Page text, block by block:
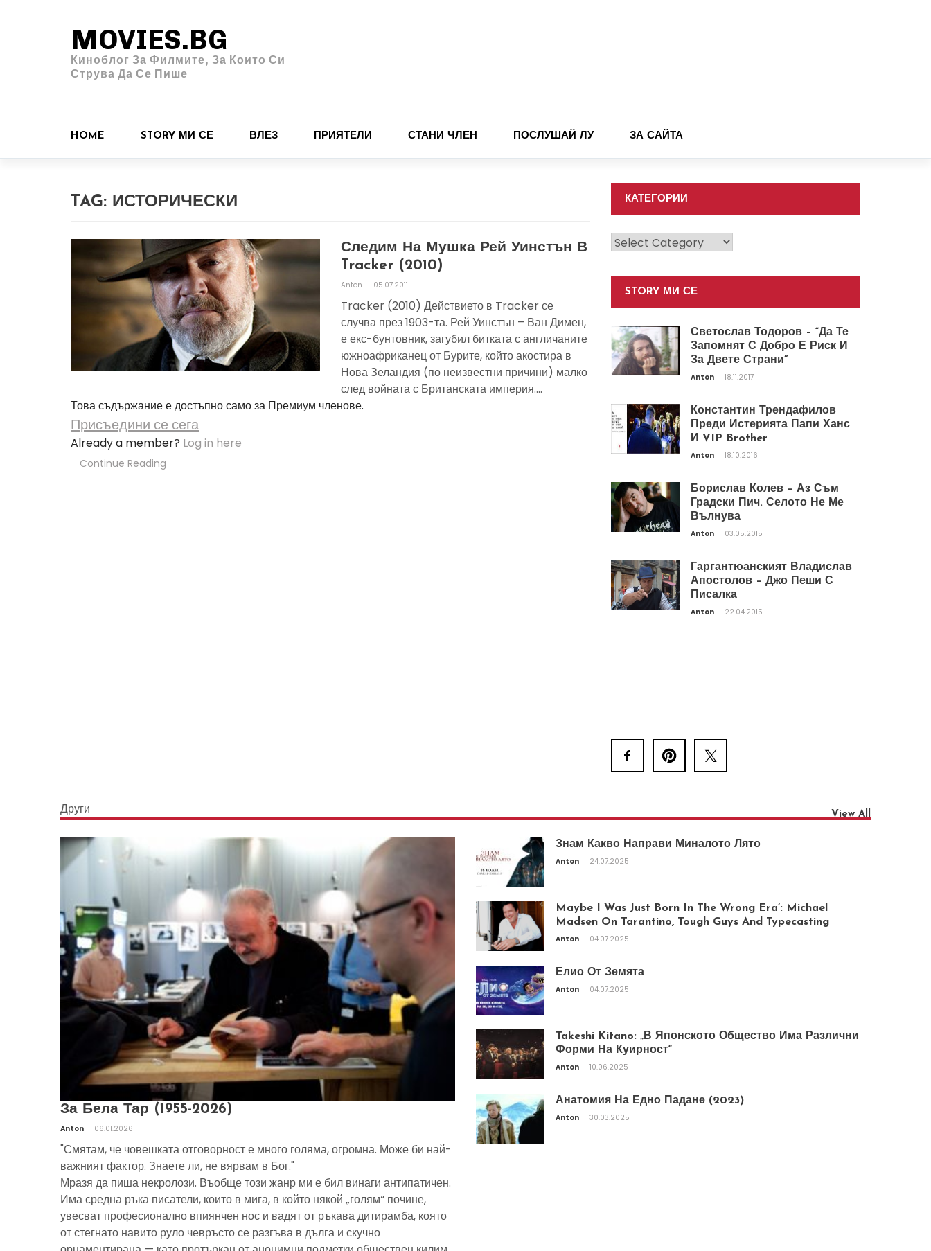
MOVIES.BG
Киноблог За Филмите, За Които Си
Струва Да Се Пише
HOME STORY МИ СЕ ВЛЕЗ ПРИЯТЕЛИ СТАНИ ЧЛЕН ПОСЛУШАЙ ЛУ ЗА САЙТА
TAG: ИСТОРИЧЕСКИ
Следим На Мушка Рей Уинстън В
Tracker (2010)
Anton 05.07.2011
Tracker (2010) Действието в Tracker се
случва през 1903-та. Рей Уинстън – Ван Димен,
е екс-бунтовник, загубил битката с англичаните
южноафриканец от Бурите, който акостира в
Нова Зеландия (по неизвестни причини) малко
след войната с Британската империя....
Това съдържание е достъпно само за Премиум членове.
Присъедини се сега
Already a member? Log in here
Continue Reading
КАТЕГОРИИ
Категории
STORY МИ СЕ
Светослав Тодоров – “Да Те
Запомнят С Добро Е Риск И
За Двете Страни”
Anton 18.11.2017
Константин Трендафилов
Преди Истерията Папи Ханс
И VIP Brother
Anton 18.10.2016
Борислав Колев – Аз Съм
Градски Пич. Селото Не Ме
Вълнува
Anton 03.05.2015
Гаргантюанският Владислав
Апостолов – Джо Пеши С
Писалка
Anton 22.04.2015
Други View All
За Бела Тар (1955-2026)
Anton 06.01.2026
"Смятам, че човешката отговорност е много голяма, огромна. Може би най-
важният фактор. Знаете ли, не вярвам в Бог."
Мразя да пиша некролози. Въобще този жанр ми е бил винаги антипатичен.
Има средна ръка писатели, които в мига, в който някой „голям“ почине,
увесват професионално впиянчен нос и вадят от ръкава дитирамба, която
от стегнато навито руло чевръсто се разгъва в дълга и скучно
Знам Какво Направи Миналото Лято
Anton 24.07.2025
Maybe I Was Just Born In The Wrong Era’: Michael
Madsen On Tarantino, Tough Guys And Typecasting
Anton 04.07.2025
Елио От Земята
Anton 04.07.2025
Takeshi Kitano: „В Японското Общество Има Различни
Форми На Куирност“
Anton 10.06.2025
Анатомия На Едно Падане (2023)
Anton 30.03.2025